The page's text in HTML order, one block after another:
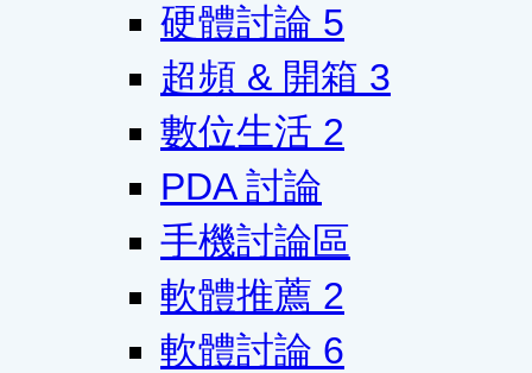
硬體討論 5
超頻 & 開箱 3
數位生活 2
PDA 討論
手機討論區
軟體推薦 2
軟體討論 6